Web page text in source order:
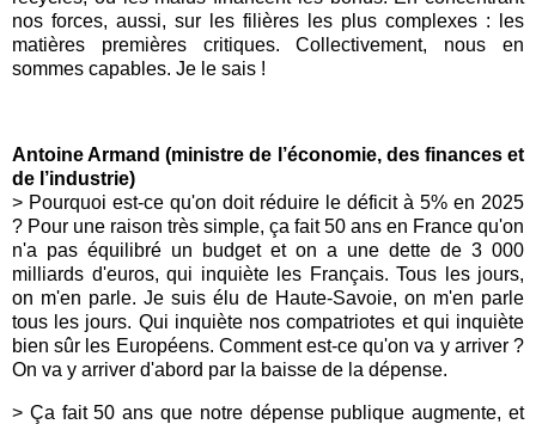
nos forces, aussi, sur les filières les plus complexes : les
matières premières critiques. Collectivement, nous en
sommes capables. Je le sais !
Antoine Armand (ministre de l’économie, des finances et
de l’industrie)
> Pourquoi est-ce qu'on doit réduire le déficit à 5% en 2025
? Pour une raison très simple, ça fait 50 ans en France qu'on
n'a pas équilibré un budget et on a une dette de 3 000
milliards d'euros, qui inquiète les Français. Tous les jours,
on m'en parle. Je suis élu de Haute-Savoie, on m'en parle
tous les jours. Qui inquiète nos compatriotes et qui inquiète
bien sûr les Européens. Comment est-ce qu'on va y arriver ?
On va y arriver d'abord par la baisse de la dépense.
> Ça fait 50 ans que notre dépense publique augmente, et